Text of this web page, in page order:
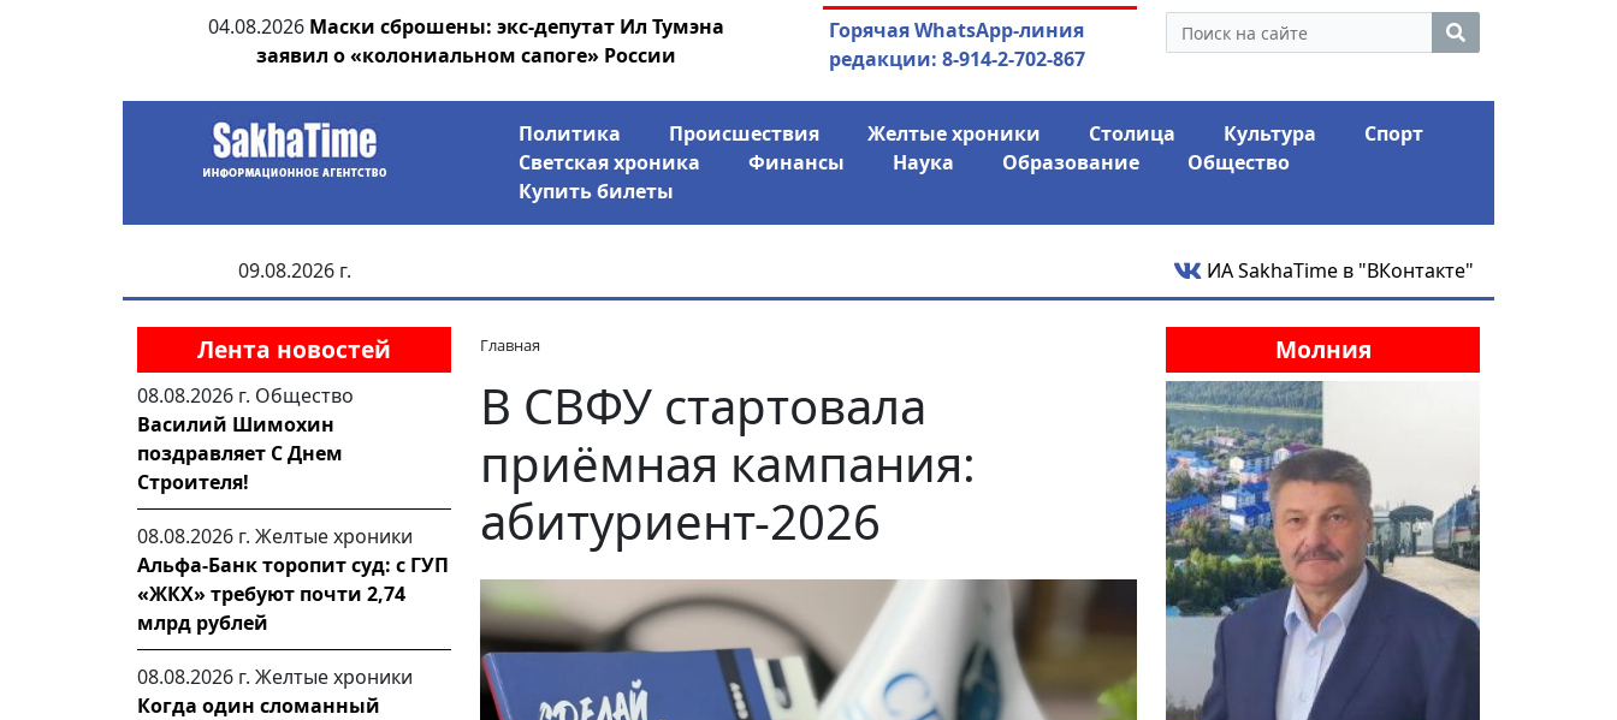
04.08.2026 Маски сброшены: экс-депутат Ил Тумэна
заявил о «колониальном сапоге» России
03.08.2026АЛРОСА ушла в минус и ожидает еще одного
финансового удара
04.08.2026
Горячая WhatsApp-линия
редакции: 8-914-2-702-867
Политика Происшествия Желтые хроники Столица Культура
Спорт
Светская хроника
Финансы Наука Образование
Общество
Купить билеты
09.08.2026 г. ИА SakhaTime в "ВКонтакте"
Лента новостей
08.08.2026 г. Общество
Василий Шимохин
поздравляет С Днем
Строителя!
08.08.2026 г. Желтые хроники
Альфа-Банк торопит суд: с ГУП
«ЖКХ» требуют почти 2,74
млрд рублей
08.08.2026 г. Желтые хроники
Когда один сломанный
Главная
В СВФУ стартовала
приёмная кампания:
абитуриент-2026
Молния